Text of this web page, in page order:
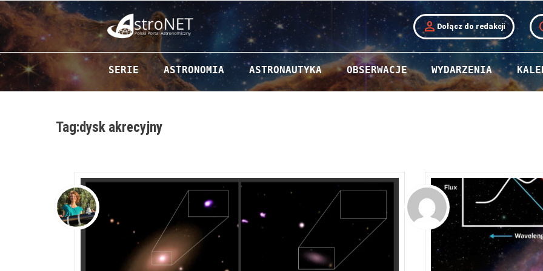
person Dołącz do redakcji
Przejdź do zawartości
SERIE ASTRONOMIA ASTRONAUTYKA OBSERWACJE WYDARZENIA
Tag:dysk akrecyjny